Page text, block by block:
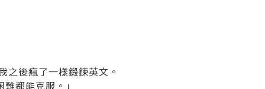
之後瘋了一樣鍛鍊英文。
都能克服。」